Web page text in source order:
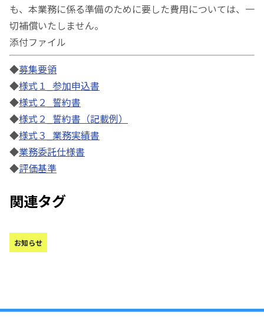
も、本業務に係る準備のために要した費用については、一
切補償いたしません。
添付ファイル
◆募集要領
◆様式１_参加申込書
◆様式２_誓約書
◆様式２_誓約書（記載例）
◆様式３_業務実績書
◆業務委託仕様書
◆評価基準
関連タグ
お知らせ